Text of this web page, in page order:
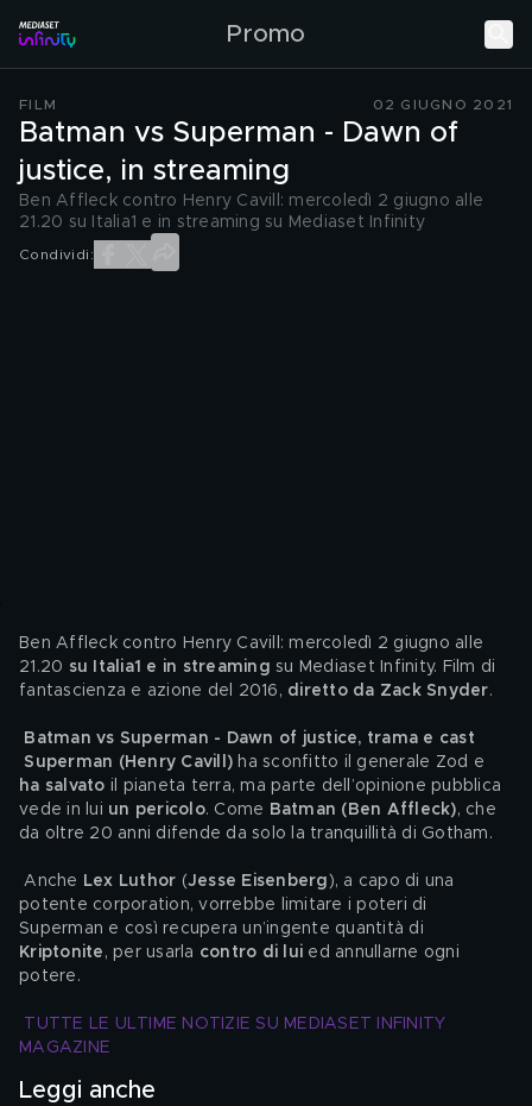
Promo
FILM 02 GIUGNO 2021
Batman vs Superman - Dawn of
justice, in streaming
Ben Affleck contro Henry Cavill: mercoledì 2 giugno alle
21.20 su Italia1 e in streaming su Mediaset Infinity
Condividi:
Ben Affleck contro Henry Cavill: mercoledì 2 giugno alle
21.20 su Italia1 e in streaming su Mediaset Infinity. Film di
fantascienza e azione del 2016, diretto da Zack Snyder.
Batman vs Superman - Dawn of justice, trama e cast
Superman (Henry Cavill) ha sconfitto il generale Zod e
ha salvato il pianeta terra, ma parte dell’opinione pubblica
vede in lui un pericolo. Come Batman (Ben Affleck), che
da oltre 20 anni difende da solo la tranquillità di Gotham.
Anche Lex Luthor (Jesse Eisenberg ), a capo di una
potente corporation, vorrebbe limitare i poteri di
Superman e così recupera un’ingente quantità di
Kriptonite , per usarla contro di lui ed annullarne ogni
potere.
TUTTE LE ULTIME NOTIZIE SU MEDIASET INFINITY
MAGAZINE
Leggi anche